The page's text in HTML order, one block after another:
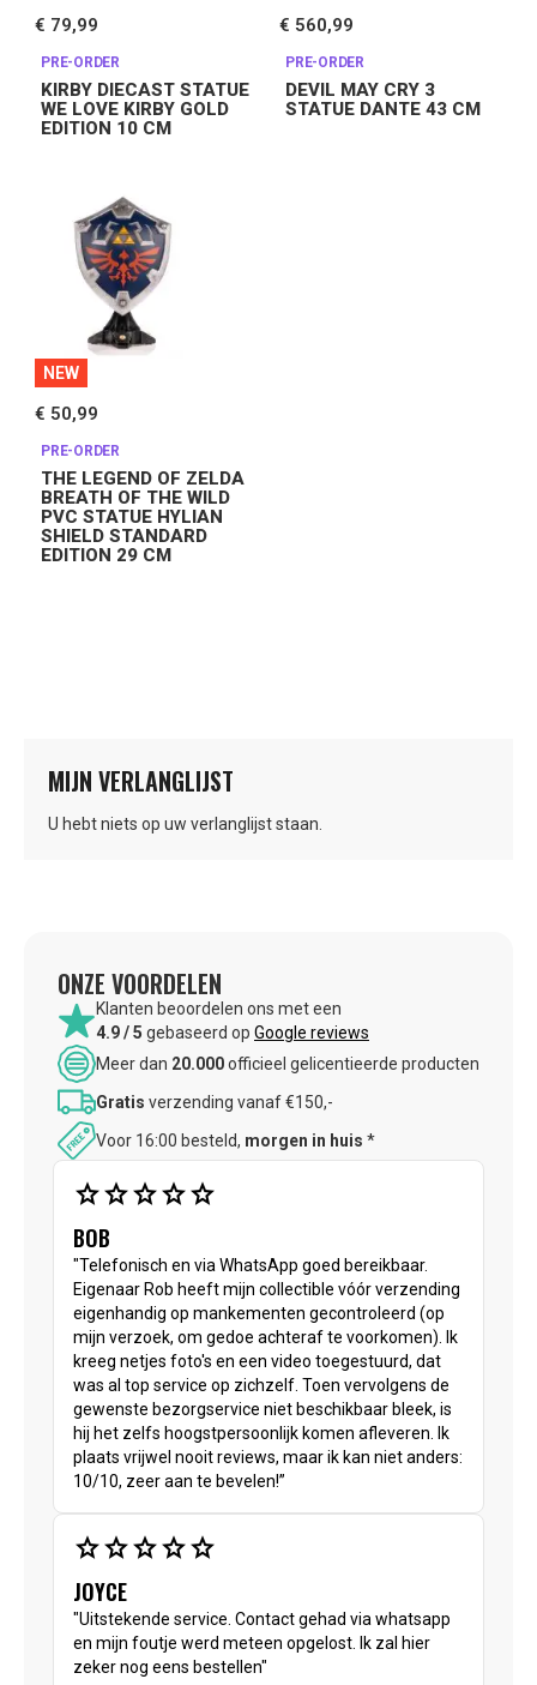
KIRBY DIECAST STATUE
WE LOVE KIRBY GOLD
EDITION 10 CM
€ 79,99
PRE-ORDER
DEVIL MAY CRY 3
STATUE DANTE 43 CM
€ 560,99
PRE-ORDER
NEW
THE LEGEND OF ZELDA
BREATH OF THE WILD
PVC STATUE HYLIAN
SHIELD STANDARD
EDITION 29 CM
€ 50,99
PRE-ORDER
MIJN VERLANGLIJST
U hebt niets op uw verlanglijst staan.
ONZE VOORDELEN
Klanten beoordelen ons met een
4.9 / 5 gebaseerd op Google reviews
Meer dan 20.000officieel gelicentieerde producten
Gratis verzending vanaf €150,-
Voor 16:00 besteld, morgen in huis *
starstarstarstarstar
BOB
"Telefonisch en via WhatsApp goed bereikbaar.
Eigenaar Rob heeft mijn collectible vóór verzending
eigenhandig op mankementen gecontroleerd (op
mijn verzoek, om gedoe achteraf te voorkomen). Ik
kreeg netjes foto's en een video toegestuurd, dat
was al top service op zichzelf. Toen vervolgens de
gewenste bezorgservice niet beschikbaar bleek, is
hij het zelfs hoogstpersoonlijk komen afleveren. Ik
plaats vrijwel nooit reviews, maar ik kan niet anders:
10/10, zeer aan te bevelen!”
starstarstarstarstar
JOYCE
"Uitstekende service. Contact gehad via whatsapp
en mijn foutje werd meteen opgelost. Ik zal hier
zeker nog eens bestellen"